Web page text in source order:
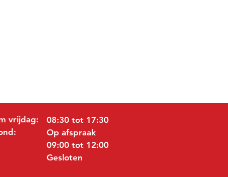
vrijdag:
08:30 tot 17:30
Op afspraak
09:00 tot 12:00
Gesloten